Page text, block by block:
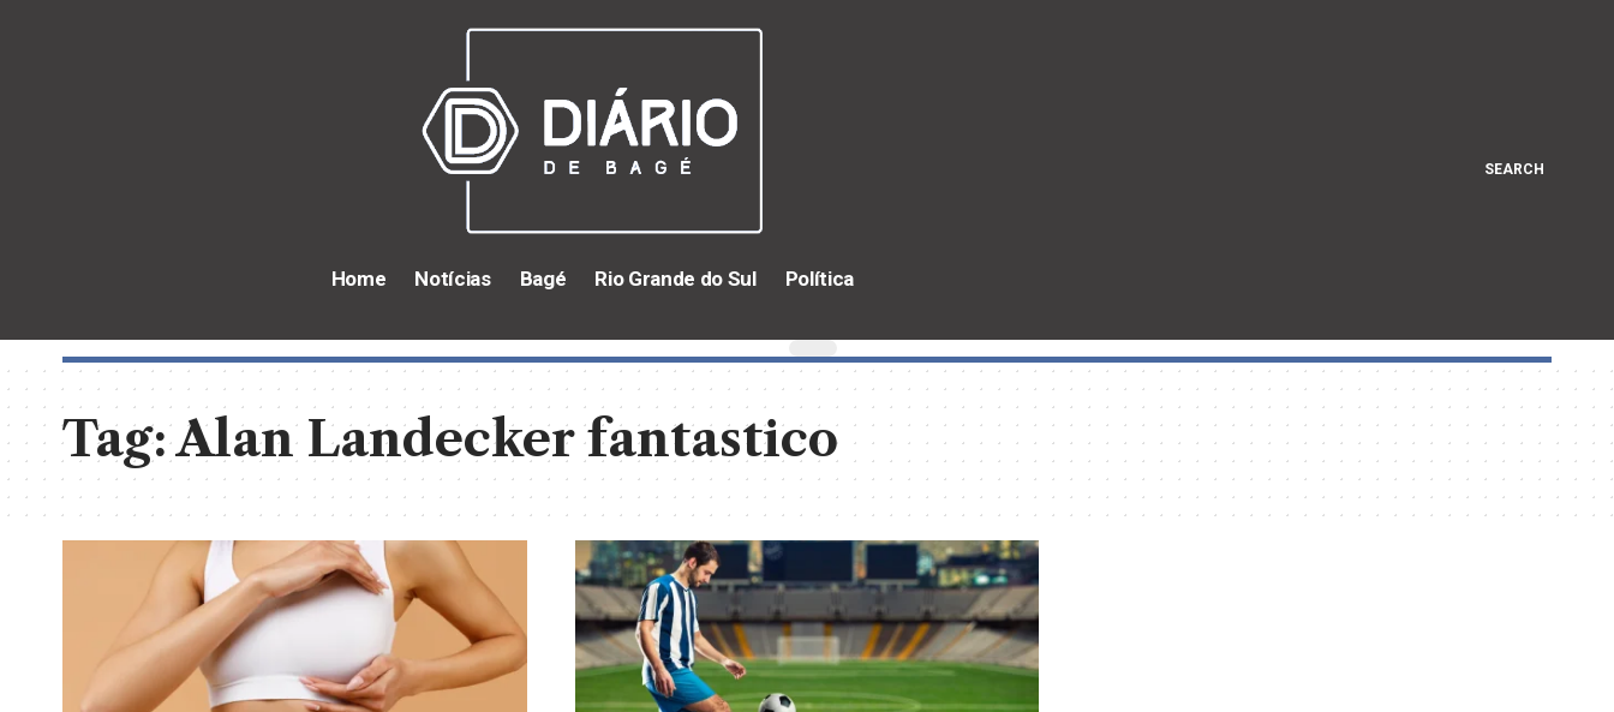
Home Notícias Bagé Rio Grande do Sul Política
SEARCH
Tag:Alan Landecker fantastico